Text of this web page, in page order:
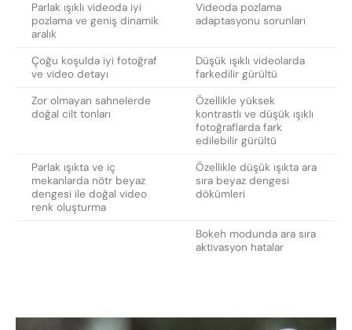
Parlak ışıklı videoda iyi
pozlama ve geniş dinamik
aralık
Videoda pozlama
adaptasyonu sorunları
Çoğu koşulda iyi fotoğraf
ve video detayı
Düşük ışıklı videolarda
farkedilir gürültü
Zor olmayan sahnelerde
doğal cilt tonları
Özellikle yüksek
kontrastlı ve düşük ışıklı
fotoğraflarda fark
edilebilir gürültü
Parlak ışıkta ve iç
mekanlarda nötr beyaz
dengesi ile doğal video
renk oluşturma
Özellikle düşük ışıkta ara
sıra beyaz dengesi
dökümleri
Bokeh modunda ara sıra
aktivasyon hatalar